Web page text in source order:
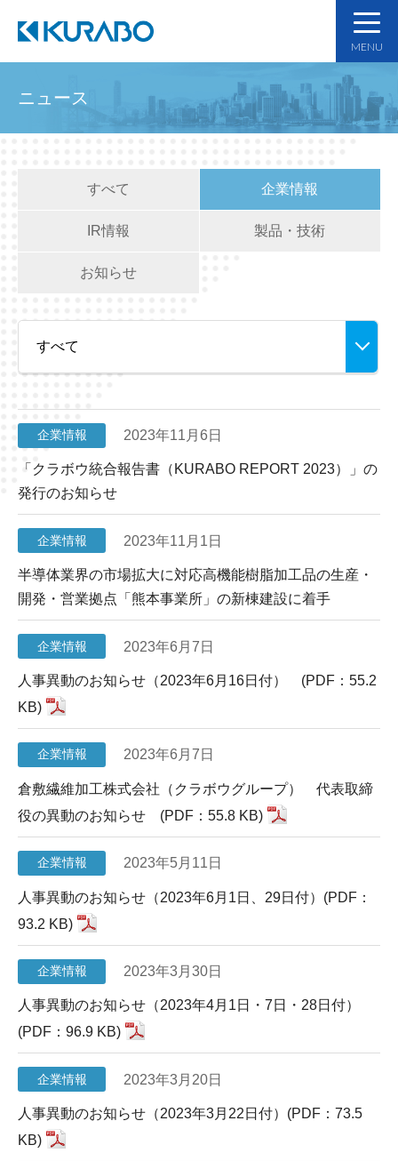
MENU
ニュース
すべて 企業情報
IR情報 製品・技術
お知らせ
企業情報 2023年11月6日
「クラボウ統合報告書（KURABO REPORT 2023）」の
発行のお知らせ
企業情報 2023年11月1日
半導体業界の市場拡大に対応高機能樹脂加工品の生産・
開発・営業拠点「熊本事業所」の新棟建設に着手
企業情報 2023年6月7日
人事異動のお知らせ（2023年6月16日付） (PDF：55.2
KB)
企業情報 2023年6月7日
倉敷繊維加工株式会社（クラボウグループ） 代表取締
役の異動のお知らせ (PDF：55.8 KB)
企業情報 2023年5月11日
人事異動のお知らせ（2023年6月1日、29日付）(PDF：
93.2 KB)
企業情報 2023年3月30日
人事異動のお知らせ（2023年4月1日・7日・28日付）
(PDF：96.9 KB)
企業情報 2023年3月20日
人事異動のお知らせ（2023年3月22日付）(PDF：73.5
KB)